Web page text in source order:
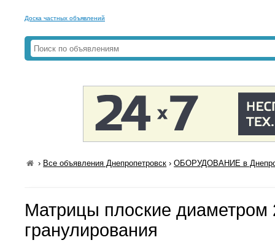
Доска частных объявлений
› Все объявления Днепропетровск ›ОБОРУДОВАНИЕ в
Матрицы плоские
гранулирования